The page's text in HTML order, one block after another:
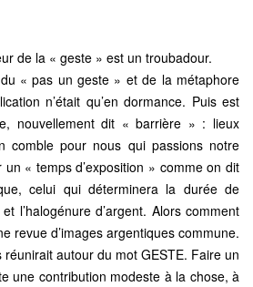
de la « geste » est un troubadour.
du « pas un geste » et de la métaphore
n’était qu’en dormance. Puis est
nouvellement dit « barrière » : lieux
comble pour nous qui passions notre
« temps d’exposition » comme on dit
celui qui déterminera la durée de
l’halogénure d’argent. Alors comment
revue d’images argentiques commune.
autour du mot GESTE. Faire un
une contribution modeste à la chose, à